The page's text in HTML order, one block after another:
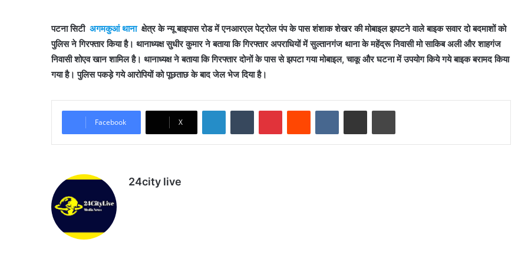
पटना सिटी अगमकुआं थाना क्षेत्र के न्यू बाइपास रोड में एनआरएल पेट्रोल पंप के पास शंशाक शेखर की मोबाइल झपटने वाले बाइक सवार दो बदमाशों को
पुलिस ने गिरफ्तार किया है। थानाध्यक्ष सुधीर कुमार ने बताया कि गिरफ्तार अपराधियों में सुल्तानगंज थाना के महेंद्रू निवासी मो साकिब अली और शाहगंज
निवासी शोएव खान शामिल है। थानाध्यक्ष ने बताया कि गिरफ्तार दोनों के पास से झपटा गया मोबाइल, चाकू और घटना में उपयोग किये गये बाइक बरामद किया
गया है। पुलिस पकड़े गये आरोपियों को पूछताछ के बाद जेल भेज दिया है।
Facebook X
LinkedInTumblr PinterestReddit VKontakteShare via Email Print
24city live